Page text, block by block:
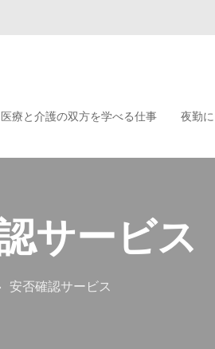
医療と介護の双方を学べる仕事 夜勤
サービス
安否確認サービス